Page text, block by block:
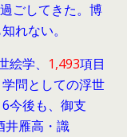
ごしてきた。博
れない。
学、 1,493項目
問としての浮世
今後も、御支
井雁高・識